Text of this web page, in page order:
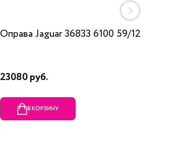
Оправа Jaguar 36833 6100 59/12
23080 руб.
В КОРЗИНУ